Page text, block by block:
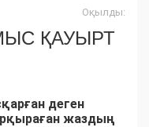
Оқылды:
ҚАУЫРТ
деген
жаздың